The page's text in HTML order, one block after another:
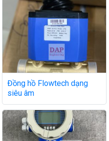
Đồng hồ Flowtech dạng
siêu âm